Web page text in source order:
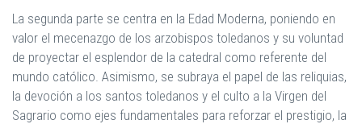
La segunda parte se centra en la Edad Moderna, poniendo en
valor el mecenazgo de los arzobispos toledanos y su voluntad
de proyectar el esplendor de la catedral como referente del
mundo católico. Asimismo, se subraya el papel de las reliquias,
la devoción a los santos toledanos y el culto a la Virgen del
Sagrario como ejes fundamentales para reforzar el prestigio, la